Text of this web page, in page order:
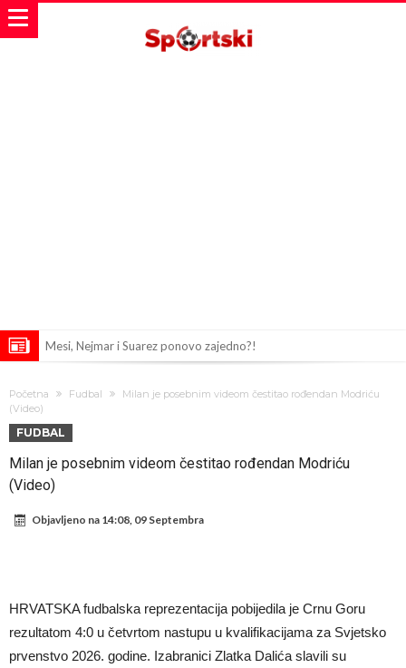
Mesi, Nejmar i Suarez ponovo zajedno?!
Arabiju
Darwin Núñez blizu Trabzonsporu
Ferran Torres sve bliže PSG-u
Početna Fudbal
Milan je posebnim videom čestitao rođendan Modriću
(Video)
FUDBAL
Milan je posebnim videom čestitao rođendan Modriću
(Video)
Objavljeno na 14:08, 09 Septembra
HRVATSKA fudbalska reprezentacija pobijedila je Crnu Goru
rezultatom 4:0 u četvrtom nastupu u kvalifikacijama za Svjetsko
prvenstvo 2026. godine. Izabranici Zlatka Dalića slavili su